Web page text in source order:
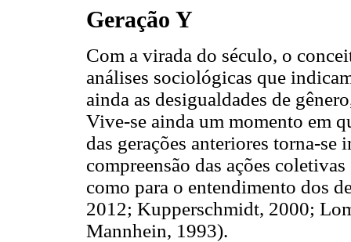
Geração Y
Com a virada do século, o
análises sociológicas que
ainda as desigualdades de
Vive-se ainda um momento em
das gerações anteriores torna-se
compreensão das ações
como para o entendimento dos
2012; Kupperschmidt, 2000;
Mannhein, 1993).